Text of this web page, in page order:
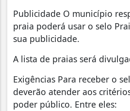
Publicidade O município
praia poderá usar o selo
sua publicidade.
A lista de praias será
Exigências Para receber o
deverão atender aos
poder público. Entre eles: